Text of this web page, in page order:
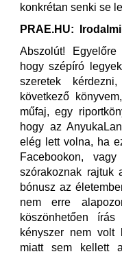
konkrétan senki se
PRAE.HU:
Abszolút!
hogy szépíró
szeretek
következő
műfaj, egy
hogy az
elég lett volna, ha
Facebookon,
szórakoznak rajtuk
bónusz az
nem erre
köszönhetően
kényszer nem volt
miatt sem kellett